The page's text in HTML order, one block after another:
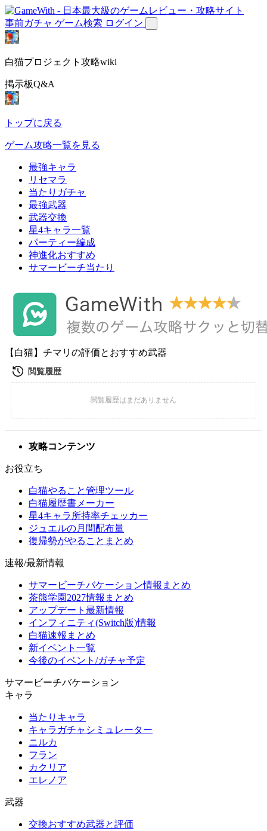
事前ガチャ ゲーム検索 ログイン
白猫プロジェクト攻略wiki
掲示板Q&A
トップに戻る
ゲーム攻略一覧を見る
最強キャラ
リセマラ
当たりガチャ
最強武器
武器交換
星4キャラ一覧
パーティー編成
神進化おすすめ
サマービーチ当たり
【白猫】チマリの評価とおすすめ武器
攻略コンテンツ
お役立ち
白猫やること管理ツール
白猫履歴書メーカー
星4キャラ所持率チェッカー
ジュエルの月間配布量
復帰勢がやることまとめ
速報/最新情報
サマービーチバケーション情報まとめ
茶熊学園2027情報まとめ
アップデート最新情報
インフィニティ(Switch版)情報
白猫速報まとめ
新イベント一覧
今後のイベント/ガチャ予定
サマービーチバケーション
キャラ
当たりキャラ
キャラガチャシミュレーター
ニルカ
フラン
カクリア
エレノア
武器
交換おすすめ武器と評価